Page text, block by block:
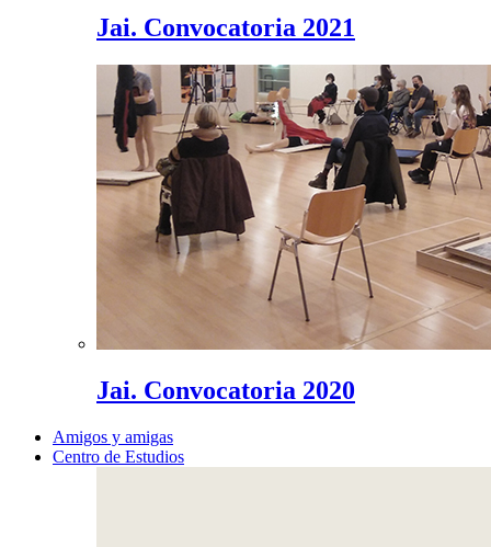
Jai. Convocatoria 2021
Jai. Convocatoria 2020
Amigos y amigas
Centro de Estudios